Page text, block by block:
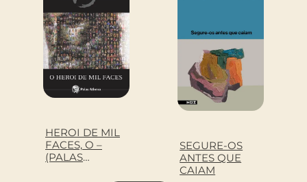
HEROI DE MIL
FACES, O –
(PALAS
SEGURE-OS
ANTES QUE
CAIAM